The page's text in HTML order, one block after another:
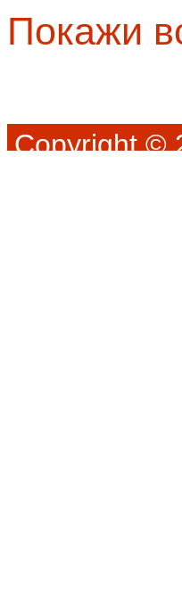
Покажи
Copyright ©